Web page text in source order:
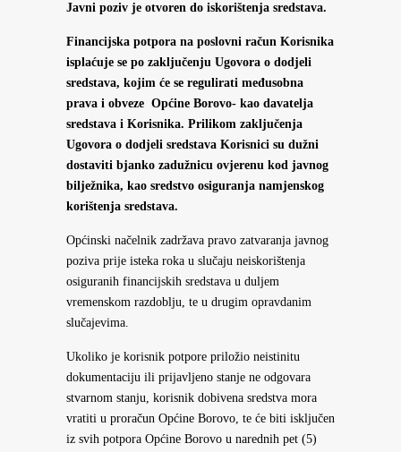
Javni poziv je otvoren do iskorištenja sredstava.
Financijska potpora na poslovni račun Korisnika
isplaćuje se po zaključenju Ugovora o dodjeli
sredstava, kojim će se regulirati međusobna
prava i obveze Općine Borovo- kao davatelja
sredstava i Korisnika. Prilikom zaključenja
Ugovora o dodjeli sredstava Korisnici su dužni
dostaviti bjanko zadužnicu ovjerenu kod javnog
bilježnika, kao sredstvo osiguranja namjenskog
korištenja sredstava.
Općinski načelnik zadržava pravo zatvaranja javnog
poziva prije isteka roka u slučaju neiskorištenja
osiguranih financijskih sredstava u duljem
vremenskom razdoblju, te u drugim opravdanim
slučajevima.
Ukoliko je korisnik potpore priložio neistinitu
dokumentaciju ili prijavljeno stanje ne odgovara
stvarnom stanju, korisnik dobivena sredstva mora
vratiti u proračun Općine Borovo, te će biti isključen
iz svih potpora Općine Borovo u narednih pet (5)